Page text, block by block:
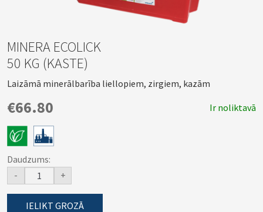
MINERA ECOLICK
50 KG (KASTE)
Laizāmā minerālbarība liellopiem, zirgiem, kazām
€66.80 Ir noliktavā
Daudzums:
-
+
IELIKT GROZĀ